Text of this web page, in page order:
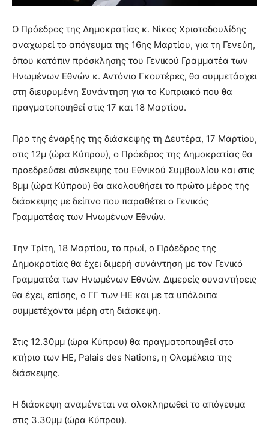
Ο Πρόεδρος της Δημοκρατίας κ. Νίκος Χριστοδουλίδης
αναχωρεί το απόγευμα της 16ης Μαρτίου, για τη Γενεύη,
όπου κατόπιν πρόσκλησης του Γενικού Γραμματέα των
Ηνωμένων Εθνών κ. Αντόνιο Γκουτέρες, θα συμμετάσχει
στη διευρυμένη Συνάντηση για το Κυπριακό που θα
πραγματοποιηθεί στις 17 και 18 Μαρτίου.
Προ της έναρξης της διάσκεψης τη Δευτέρα, 17 Μαρτίου,
στις 12μ (ώρα Κύπρου), ο Πρόεδρος της Δημοκρατίας θα
προεδρεύσει σύσκεψης του Εθνικού Συμβουλίου και στις
8μμ (ώρα Κύπρου) θα ακολουθήσει το πρώτο μέρος της
διάσκεψης με δείπνο που παραθέτει ο Γενικός
Γραμματέας των Ηνωμένων Εθνών.
Την Τρίτη, 18 Μαρτίου, το πρωί, ο Πρόεδρος της
Δημοκρατίας θα έχει διμερή συνάντηση με τον Γενικό
Γραμματέα των Ηνωμένων Εθνών. Διμερείς συναντήσεις
θα έχει, επίσης, ο ΓΓ των ΗΕ και με τα υπόλοιπα
συμμετέχοντα μέρη στη διάσκεψη.
Στις 12.30μμ (ώρα Κύπρου) θα πραγματοποιηθεί στο
κτήριο των ΗΕ, Palais des Nations, η Ολομέλεια της
διάσκεψης.
Η διάσκεψη αναμένεται να ολοκληρωθεί το απόγευμα
στις 3.30μμ (ώρα Κύπρου).